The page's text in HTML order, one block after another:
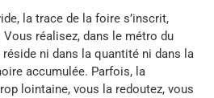
la trace de la foire s’inscrit,
réalisez, dans le métro du
réside ni dans la quantité ni dans la
accumulée. Parfois, la
lointaine, vous la redoutez, vous